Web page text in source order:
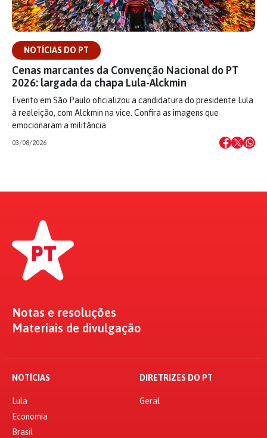
NOTÍCIAS DO PT
Cenas marcantes da Convenção Nacional do PT
2026: largada da chapa Lula-Alckmin
Evento em São Paulo oficializou a candidatura do presidente Lula
à reeleição, com Alckmin na vice. Confira as imagens que
emocionaram a militância
03/08/2026
Notas e resoluções
Materiais de divulgação
NOTÍCIAS
Lula
Economia
Brasil
DIRETRIZES DO PT
Geral